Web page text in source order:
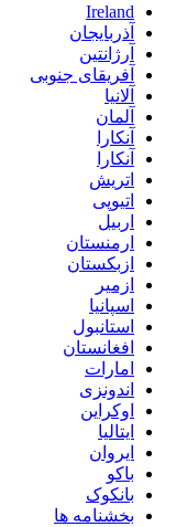
Ireland
آذربایجان
آرژانتین
آفریقای جنوبی
آلانیا
آلمان
آنکارا
آنکارا
اتریش
اتیوپی
اربیل
ارمنستان
ازبکستان
ازمیر
اسپانیا
استانبول
افغانستان
امارات
اندونزی
اوکراین
ایتالیا
ایروان
باکو
بانکوک
بخشنامه ها